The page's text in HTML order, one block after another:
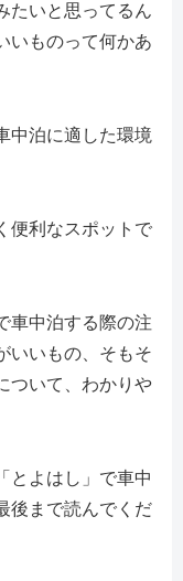
たいと思ってるん
いものって何かあ
中泊に適した環境
便利なスポットで
車中泊する際の注
いいもの、そもそ
ついて、わかりや
とよはし」で車中
後まで読んでくだ